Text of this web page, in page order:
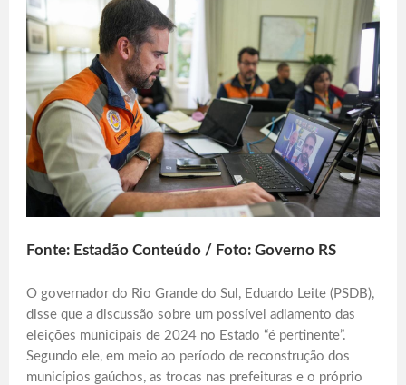
Fonte: Estadão Conteúdo / Foto: Governo RS
O governador do Rio Grande do Sul, Eduardo Leite (PSDB),
disse que a discussão sobre um possível adiamento das
eleições municipais de 2024 no Estado “é pertinente”.
Segundo ele, em meio ao período de reconstrução dos
municípios gaúchos, as trocas nas prefeituras e o próprio